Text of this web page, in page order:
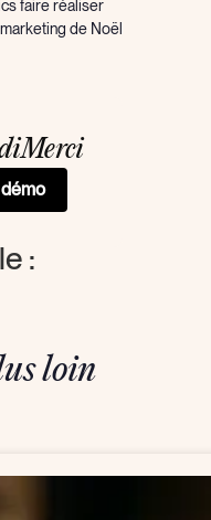
faire réaliser
de Noël
:
loin